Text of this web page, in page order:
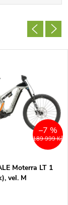
189 999 Kč
–7 %
Moterra LT 1
vel. M